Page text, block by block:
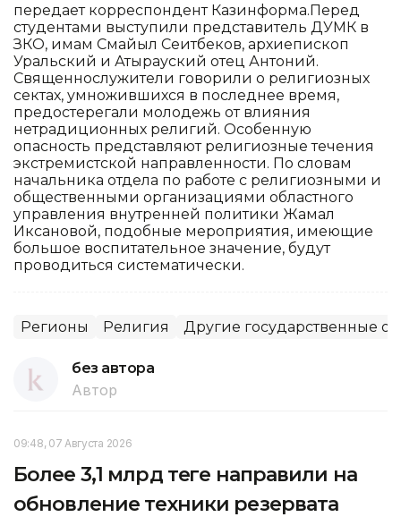
передает корреспондент Казинформа.Перед
студентами выступили представитель ДУМК в
ЗКО, имам Смайыл Сеитбеков, архиепископ
Уральский и Атырауский отец Антоний.
Священнослужители говорили о религиозных
сектах, умножившихся в последнее время,
предостерегали молодежь от влияния
нетрадиционных религий. Особенную
опасность представляют религиозные течения
экстремистской направленности. По словам
начальника отдела по работе с религиозными и
общественными организациями областного
управления внутренней политики Жамал
Иксановой, подобные мероприятия, имеющие
большое воспитательное значение, будут
проводиться систематически.
Регионы Религия Другие государственные
без автора
Автор
09:48, 07 Августа 2026
Более 3,1 млрд теңге направили на
обновление техники резервата